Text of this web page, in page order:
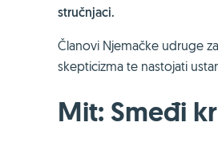
stručnjaci.
Članovi Njemačke udruge
skepticizma te nastojati
Mit: Smeđi